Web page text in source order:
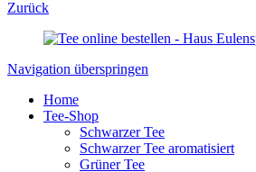
Zurück
Navigation überspringen
Home
Tee-Shop
Schwarzer Tee
Schwarzer Tee aromatisiert
Grüner Tee